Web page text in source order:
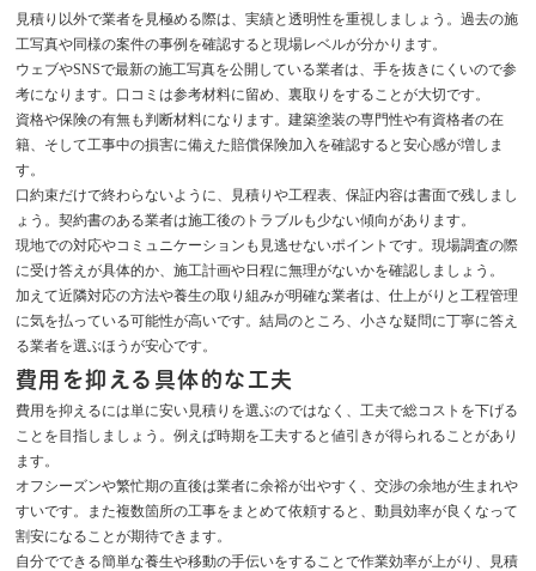
見積り以外で業者を見極める際は、実績と透明性を重視しましょう。過去の施
工写真や同様の案件の事例を確認すると現場レベルが分かります。
ウェブやSNSで最新の施工写真を公開している業者は、手を抜きにくいので参
考になります。口コミは参考材料に留め、裏取りをすることが大切です。
資格や保険の有無も判断材料になります。建築塗装の専門性や有資格者の在
籍、そして工事中の損害に備えた賠償保険加入を確認すると安心感が増しま
す。
口約束だけで終わらないように、見積りや工程表、保証内容は書面で残しまし
ょう。契約書のある業者は施工後のトラブルも少ない傾向があります。
現地での対応やコミュニケーションも見逃せないポイントです。現場調査の際
に受け答えが具体的か、施工計画や日程に無理がないかを確認しましょう。
加えて近隣対応の方法や養生の取り組みが明確な業者は、仕上がりと工程管理
に気を払っている可能性が高いです。結局のところ、小さな疑問に丁寧に答え
る業者を選ぶほうが安心です。
費用を抑える具体的な工夫
費用を抑えるには単に安い見積りを選ぶのではなく、工夫で総コストを下げる
ことを目指しましょう。例えば時期を工夫すると値引きが得られることがあり
ます。
オフシーズンや繁忙期の直後は業者に余裕が出やすく、交渉の余地が生まれや
すいです。また複数箇所の工事をまとめて依頼すると、動員効率が良くなって
割安になることが期待できます。
自分でできる簡単な養生や移動の手伝いをすることで作業効率が上がり、見積